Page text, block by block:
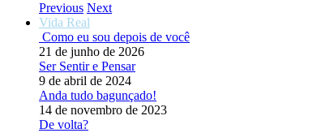
Previous Next
Vida Real
Como eu sou depois de você
21 de junho de 2026
Ser Sentir e Pensar
9 de abril de 2024
Anda tudo bagunçado!
14 de novembro de 2023
De volta?